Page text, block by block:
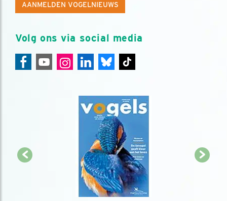
AANMELDEN VOGELNIEUWS
Volg ons via social media